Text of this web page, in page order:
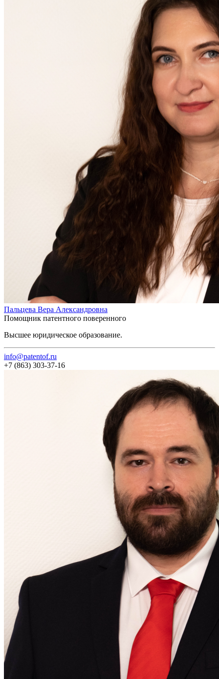
Пальцева Вера Александровна
Помощник патентного поверенного
Высшее юридическое образование.
info@patentof.ru
+7 (863) 303-37-16